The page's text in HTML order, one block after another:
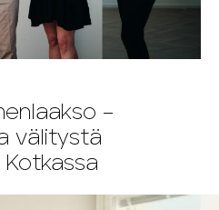
–
välitystä
Kotkassa